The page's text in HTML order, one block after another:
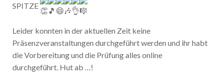
SPITZE
Leider konnten in der aktuellen Zeit keine
Präsenzveranstaltungen durchgeführt werden und ihr habt
die Vorbereitung und die Prüfung alles online
durchgeführt. Hut ab …!